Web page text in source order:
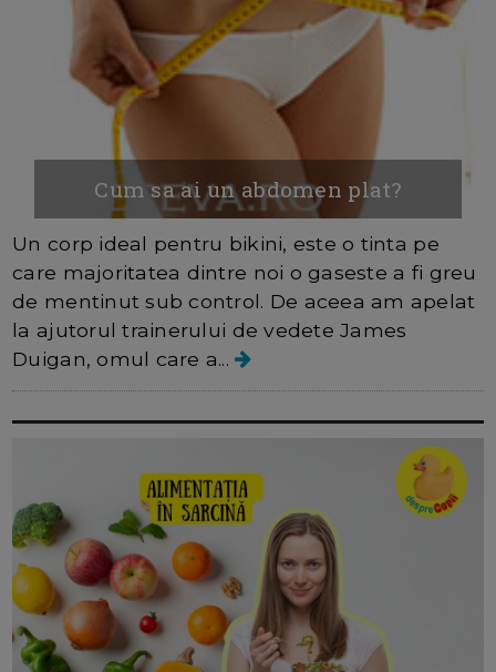
Cum sa ai un abdomen plat?
Un corp ideal pentru bikini, este o tinta pe
care majoritatea dintre noi o gaseste a fi greu
de mentinut sub control. De aceea am apelat
la ajutorul trainerului de vedete James
Duigan, omul care a...